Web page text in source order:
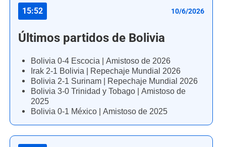
15:52 10/6/2026
Últimos partidos de Bolivia
Bolivia 0-4 Escocia | Amistoso de 2026
Irak 2-1 Bolivia | Repechaje Mundial 2026
Bolivia 2-1 Surinam | Repechaje Mundial 2026
Bolivia 3-0 Trinidad y Tobago | Amistoso de
2025
Bolivia 0-1 México | Amistoso de 2025